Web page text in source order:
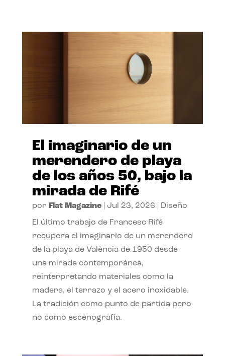
El imaginario de un
merendero de playa
de los años 50, bajo la
mirada de Rifé
por Flat Magazine| Jul 23, 2026 Diseño
El último trabajo de Francesc Rifé
recupera el imaginario de un merendero
de la playa de València de 1950 desde
una mirada contemporánea,
reinterpretando materiales como la
madera, el terrazo y el acero inoxidable.
La tradición como punto de partida pero
no como escenografía.